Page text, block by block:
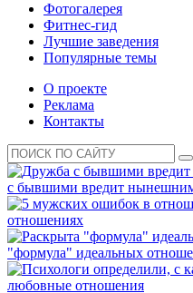
Фотогалерея
Фитнес-гид
Лучшие заведения
Популярные темы
О проекте
Реклама
Контакты
с бывшими вредит
отношениях
"формула" идеальных